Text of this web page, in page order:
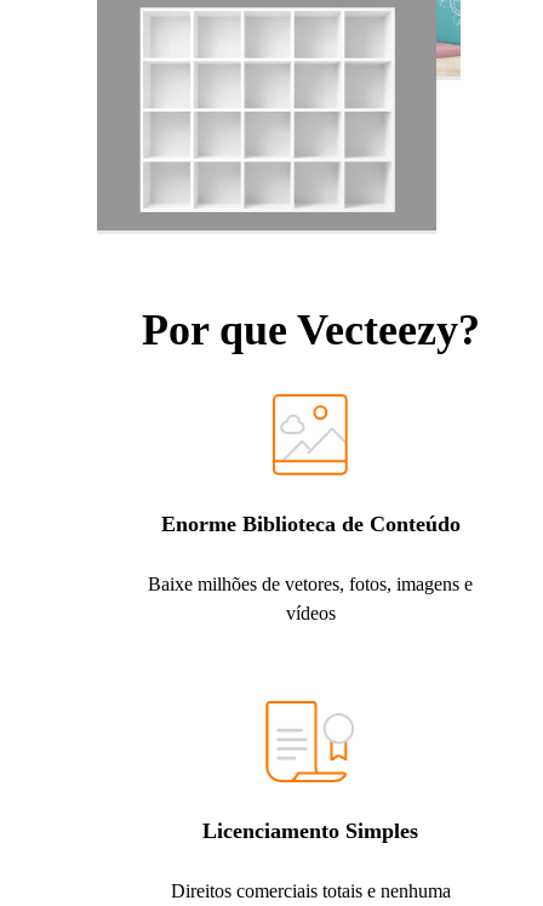
Por que Vecteezy?
Enorme Biblioteca de Conteúdo
Baixe milhões de vetores, fotos, imagens e
vídeos
Licenciamento Simples
Direitos comerciais totais e nenhuma